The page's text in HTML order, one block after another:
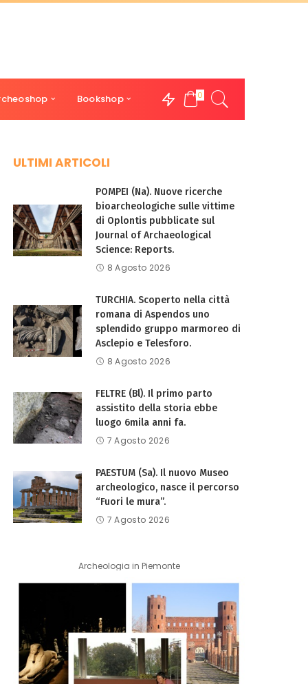
Bookshop 0
ULTIMI ARTICOLI
POMPEI (Na). Nuove ricerche
bioarcheologiche sulle vittime
di Oplontis pubblicate sul
Journal of Archaeological
Science: Reports.
8 Agosto 2026
TURCHIA. Scoperto nella città
romana di Aspendos uno
splendido gruppo marmoreo di
Asclepio e Telesforo.
8 Agosto 2026
FELTRE (Bl). Il primo parto
assistito della storia ebbe
luogo 6mila anni fa.
7 Agosto 2026
PAESTUM (Sa). Il nuovo Museo
archeologico, nasce il percorso
“Fuori le mura”.
7 Agosto 2026
Archeologia in Piemonte